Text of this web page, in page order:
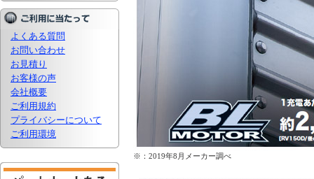
よくある質問
お問い合わせ
お見積り
お客様の声
会社概要
ご利用規約
プライバシーについて
ご利用環境
※：2019年8月メーカー調べ